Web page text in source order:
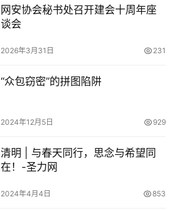
网安协会秘书处召开建会十周年座
谈会
2026年3月31日 231
“众包窃密”的拼图陷阱
2024年12月5日 929
清明 | 与春天同行，思念与希望同
在！-圣力网
2024年4月4日 853